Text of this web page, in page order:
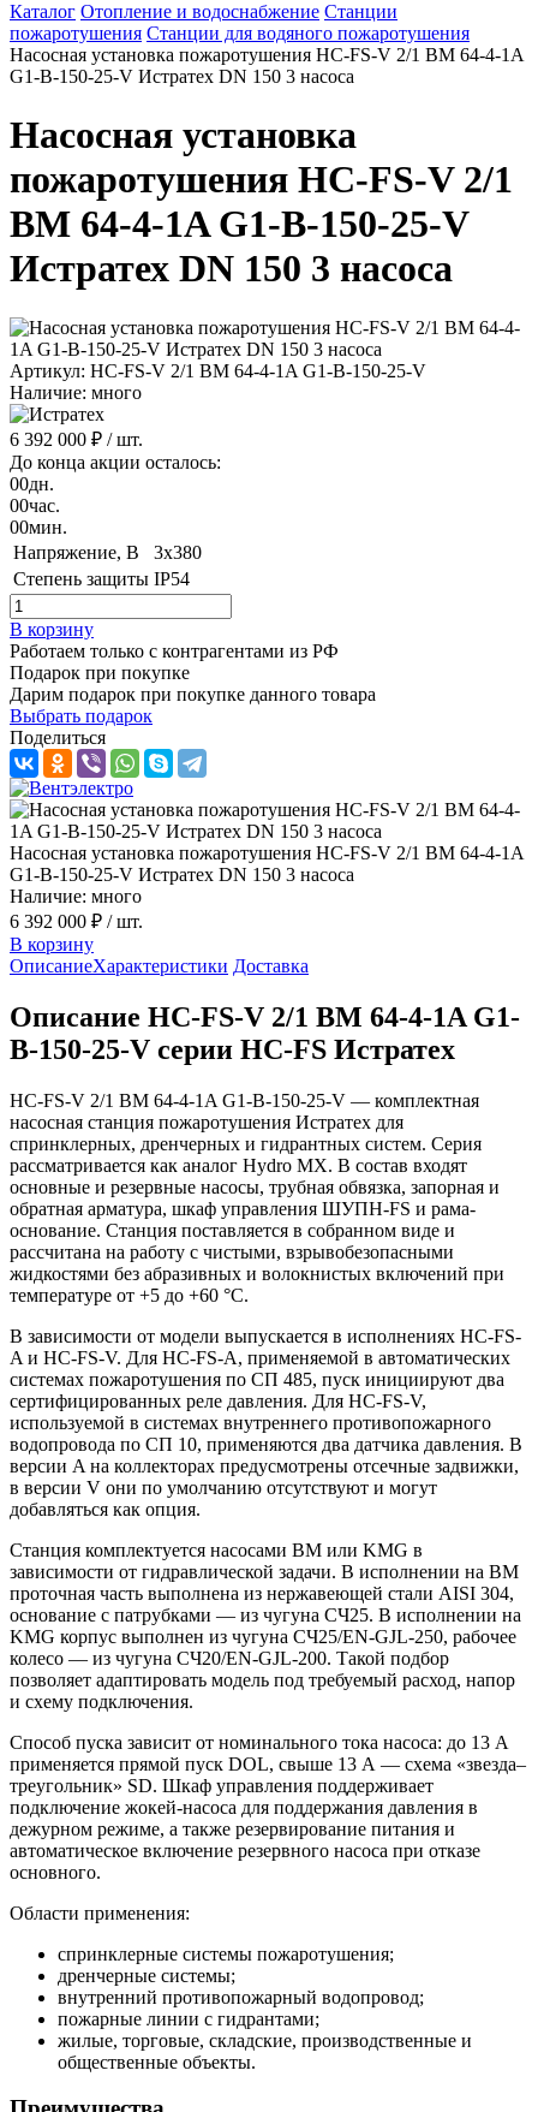
Каталог Отопление и водоснабжение Станции
пожаротушения Станции для водяного пожаротушения
Насосная установка пожаротушения HC-FS-V 2/1 BM 64-4-1A
G1-B-150-25-V Истратех DN 150 3 насоса
Насосная установка
пожаротушения HC-FS-V 2/1
BM 64-4-1A G1-B-150-25-V
Истратех DN 150 3 насоса
Артикул: HC-FS-V 2/1 BM 64-4-1A G1-B-150-25-V
Наличие: много
6 392 000 ₽ / шт.
До конца акции осталось:
00дн.
00час.
00мин.
Напряжение, B
3x380
Степень защиты IP54
В корзину
Работаем только с контрагентами из РФ
Подарок при покупке
Дарим подарок при покупке данного товара
Выбрать подарок
Поделиться
Насосная установка пожаротушения HC-FS-V 2/1 BM 64-4-1A
G1-B-150-25-V Истратех DN 150 3 насоса
Наличие: много
6 392 000 ₽ / шт.
В корзину
ОписаниеХарактеристики Доставка
Описание HC-FS-V 2/1 BM 64-4-1A G1-
B-150-25-V серии HC-FS Истратех
HC-FS-V 2/1 BM 64-4-1A G1-B-150-25-V — комплектная
насосная станция пожаротушения Истратех для
спринклерных, дренчерных и гидрантных систем. Серия
рассматривается как аналог Hydro MX. В состав входят
основные и резервные насосы, трубная обвязка, запорная и
обратная арматура, шкаф управления ШУПН-FS и рама-
основание. Станция поставляется в собранном виде и
рассчитана на работу с чистыми, взрывобезопасными
жидкостями без абразивных и волокнистых включений при
температуре от +5 до +60 °С.
В зависимости от модели выпускается в исполнениях HC-FS-
A и HC-FS-V. Для HC-FS-A, применяемой в автоматических
системах пожаротушения по СП 485, пуск инициируют два
сертифицированных реле давления. Для HC-FS-V,
используемой в системах внутреннего противопожарного
водопровода по СП 10, применяются два датчика давления. В
версии A на коллекторах предусмотрены отсечные задвижки,
в версии V они по умолчанию отсутствуют и могут
добавляться как опция.
Станция комплектуется насосами BM или KMG в
зависимости от гидравлической задачи. В исполнении на BM
проточная часть выполнена из нержавеющей стали AISI 304,
основание с патрубками — из чугуна СЧ25. В исполнении на
KMG корпус выполнен из чугуна СЧ25/EN-GJL-250, рабочее
колесо — из чугуна СЧ20/EN-GJL-200. Такой подбор
позволяет адаптировать модель под требуемый расход, напор
и схему подключения.
Способ пуска зависит от номинального тока насоса: до 13 А
применяется прямой пуск DOL, свыше 13 А — схема «звезда–
треугольник» SD. Шкаф управления поддерживает
подключение жокей-насоса для поддержания давления в
дежурном режиме, а также резервирование питания и
автоматическое включение резервного насоса при отказе
основного.
Области применения:
спринклерные системы пожаротушения;
дренчерные системы;
внутренний противопожарный водопровод;
пожарные линии с гидрантами;
жилые, торговые, складские, производственные и
общественные объекты.